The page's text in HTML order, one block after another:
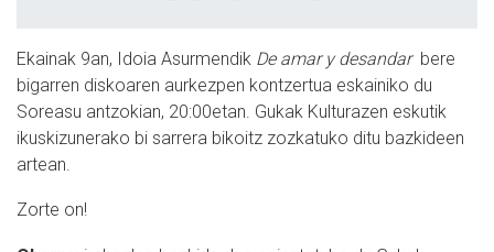
Ekainak 9an, Idoia Asurmendik De amar y desandar bere
bigarren diskoaren aurkezpen kontzertua eskainiko du
Soreasu antzokian, 20:00etan. Gukak Kulturazen eskutik
ikuskizunerako bi sarrera bikoitz zozkatuko ditu bazkideen
artean.
Zorte on!